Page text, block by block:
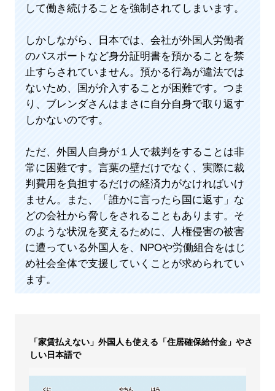
して働き続けることを強制されてしまいます。
しかしながら、日本では、会社が外国人労働者
のパスポートなど身分証明書を預かることを禁
止すらされていません。預かる行為が違法では
ないため、国が介入することが困難です。つま
り、ブレンダさんはまさに自分自身で取り返す
しかないのです。
ただ、外国人自身が１人で裁判をすることは非
常に困難です。言葉の壁だけでなく、実際に裁
判費用を負担するだけの経済力がなければいけ
ません。また、「誰かに言ったら国に返す」な
どの会社から脅しをされることもあります。そ
のような状況を変えるために、人権侵害の被害
に遭っている外国人を、NPOや労働組合をはじ
め社会全体で支援していくことが求められてい
ます。
「家賃払えない」外国人も使える「住居確保給付金」やさ
しい日本語で